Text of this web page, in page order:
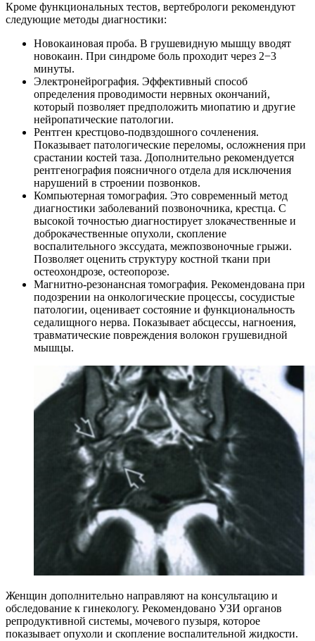
Кроме функциональных тестов, вертебрологи рекомендуют
следующие методы диагностики:
Новокаиновая проба. В грушевидную мышцу вводят
новокаин. При синдроме боль проходит через 2−3
минуты.
Электронейрография. Эффективный способ
определения проводимости нервных окончаний,
который позволяет предположить миопатию и другие
нейропатические патологии.
Рентген крестцово-подвздошного сочленения.
Показывает патологические переломы, осложнения при
срастании костей таза. Дополнительно рекомендуется
рентгенография поясничного отдела для исключения
нарушений в строении позвонков.
Компьютерная томография. Это современный метод
диагностики заболеваний позвоночника, крестца. С
высокой точностью диагностирует злокачественные и
доброкачественные опухоли, скопление
воспалительного экссудата, межпозвоночные грыжи.
Позволяет оценить структуру костной ткани при
остеохондрозе, остеопорозе.
Магнитно-резонансная томография. Рекомендована при
подозрении на онкологические процессы, сосудистые
патологии, оценивает состояние и функциональность
седалищного нерва. Показывает абсцессы, нагноения,
травматические повреждения волокон грушевидной
мышцы.
Женщин дополнительно направляют на консультацию и
обследование к гинекологу. Рекомендовано УЗИ органов
репродуктивной системы, мочевого пузыря, которое
показывает опухоли и скопление воспалительной жидкости.